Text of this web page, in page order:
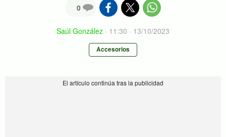
0
Saúl González · 11:30 · 13/10/2023
Accesorios